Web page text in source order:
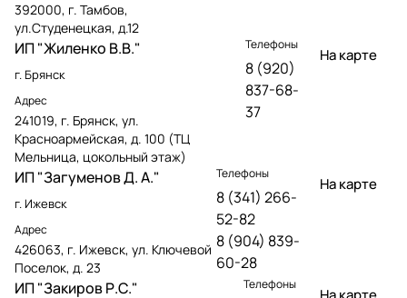
392000, г. Тамбов,
ул.Студенецкая, д.12
ИП "Жиленко В.В."
г. Брянск
Адрес
241019, г. Брянск, ул.
Красноармейская, д. 100 (ТЦ
Мельница, цокольный этаж)
Телефоны
8 (920)
837-68-
37
На карте
ИП "Загуменов Д. А."
г. Ижевск
Адрес
426063, г. Ижевск, ул. Ключевой
Поселок, д. 23
Телефоны
8 (341) 266-
52-82
8 (904) 839-
60-28
На карте
ИП "Закиров Р.С." Телефоны